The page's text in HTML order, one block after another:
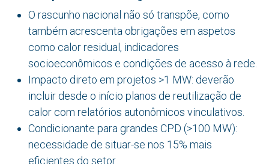
O rascunho nacional não só transpõe, como
também acrescenta obrigações em aspetos
como calor residual, indicadores
socioeconômicos e condições de acesso à rede.
Impacto direto em projetos >1 MW: deverão
incluir desde o início planos de reutilização de
calor com relatórios autonômicos vinculativos.
Condicionante para grandes CPD (>100 MW):
necessidade de situar-se nos 15% mais
eficientes do setor.